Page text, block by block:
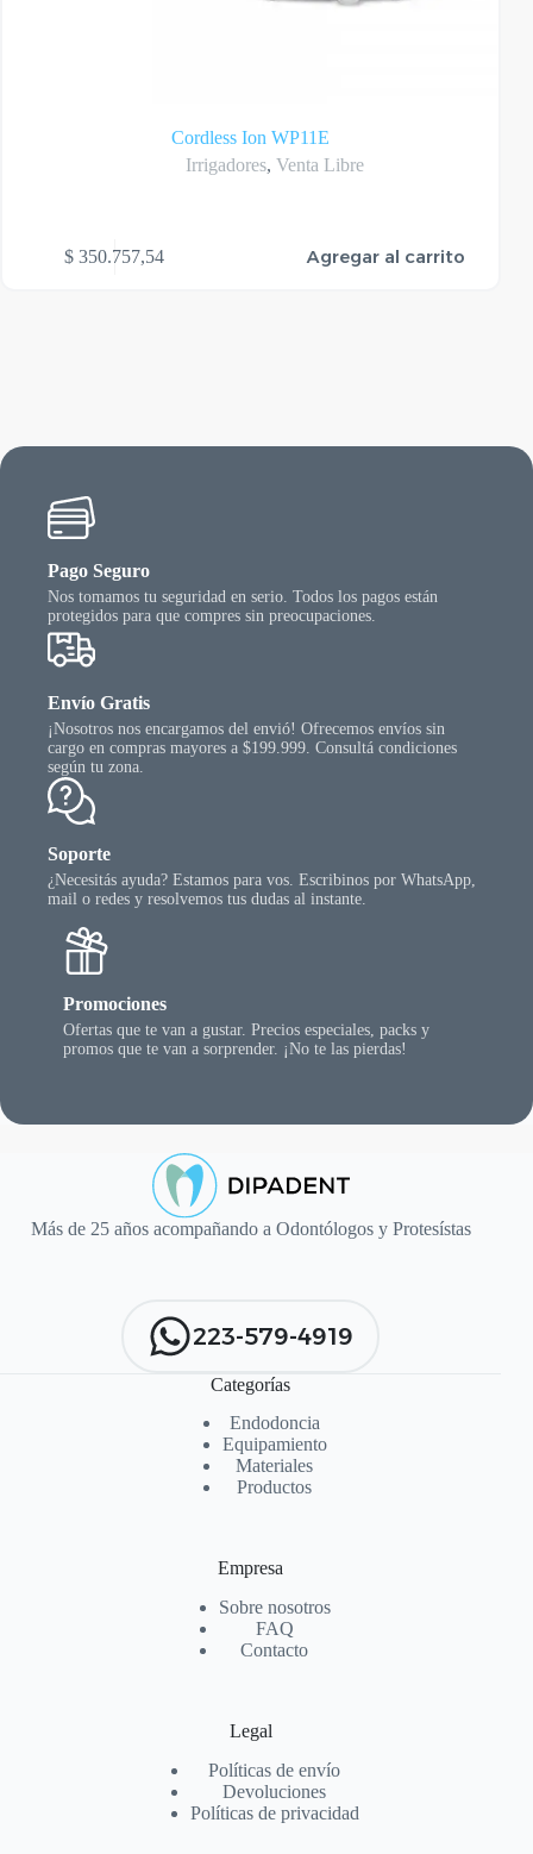
Cordless Ion WP11E
Irrigadores, Venta Libre
$ 350.757,54 Agregar al carrito
Pago Seguro
Nos tomamos tu seguridad en serio. Todos los pagos están
protegidos para que compres sin preocupaciones.
Envío Gratis
¡Nosotros nos encargamos del envió! Ofrecemos envíos sin
cargo en compras mayores a $199.999. Consultá condiciones
según tu zona.
Soporte
¿Necesitás ayuda? Estamos para vos. Escribinos por WhatsApp,
mail o redes y resolvemos tus dudas al instante.
Promociones
Ofertas que te van a gustar. Precios especiales, packs y
promos que te van a sorprender. ¡No te las pierdas!
Más de 25 años acompañando a Odontólogos y Protesístas
223-579-4919
Categorías
Endodoncia
Equipamiento
Materiales
Productos
Empresa
Sobre nosotros
FAQ
Contacto
Legal
Políticas de envío
Devoluciones
Políticas de privacidad